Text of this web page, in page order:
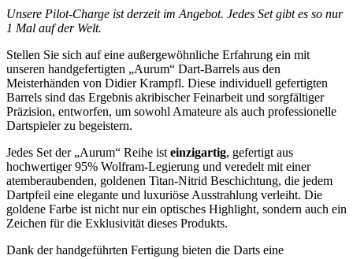
Set
Barrels
in
Gold
-
20,9g
Menge
Unsere Pilot-Charge ist derzeit im Angebot. Jedes Set gibt es so nur
1 Mal auf der Welt.
Stellen Sie sich auf eine außergewöhnliche Erfahrung ein mit
unseren handgefertigten „Aurum“ Dart-Barrels aus den
Meisterhänden von Didier Krampfl. Diese individuell gefertigten
Barrels sind das Ergebnis akribischer Feinarbeit und sorgfältiger
Präzision, entworfen, um sowohl Amateure als auch professionelle
Dartspieler zu begeistern.
Jedes Set der „Aurum“ Reihe ist einzigartig, gefertigt aus
hochwertiger 95% Wolfram-Legierung und veredelt mit einer
atemberaubenden, goldenen Titan-Nitrid Beschichtung, die jedem
Dartpfeil eine elegante und luxuriöse Ausstrahlung verleiht. Die
goldene Farbe ist nicht nur ein optisches Highlight, sondern auch ein
Zeichen für die Exklusivität dieses Produkts.
Dank der handgeführten Fertigung bieten die Darts eine